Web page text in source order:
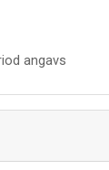
angavs